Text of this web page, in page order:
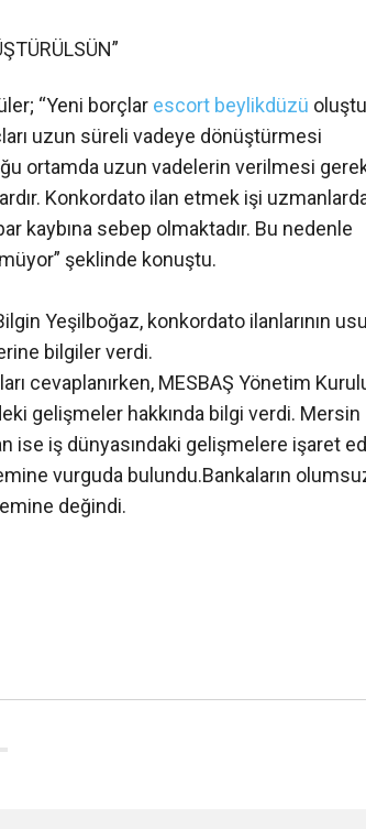
“Yeni borçlar escort beylikdüzü
uzun süreli vadeye dönüştürmesi
ortamda uzun vadelerin verilmesi
Konkordato ilan etmek işi
kaybına sebep olmaktadır. Bu nedenle
şeklinde konuştu.
Yeşilboğaz, konkordato ilanlarının
bilgiler verdi.
cevaplanırken, MESBAŞ Yönetim
gelişmeler hakkında bilgi verdi. Mersin
ise iş dünyasındaki gelişmelere işaret
vurguda bulundu.Bankaların
değindi.